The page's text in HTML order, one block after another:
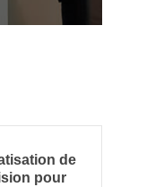
de
pour